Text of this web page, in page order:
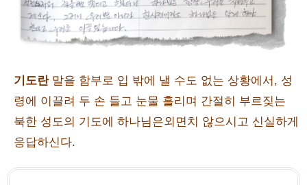
기도란말을 함부로 입 밖에 낼 수도 없는 상황에서, 성
령에 이끌려 두 손 들고 눈물 흘리며 간절히 부르짖는
북한 성도의 기도에 하나님은외면치 않으시고 신실하게
응답하신다.